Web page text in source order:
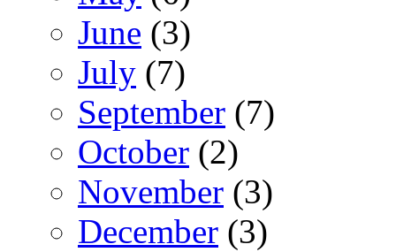
June (3)
July (7)
September (7)
October (2)
November (3)
December (3)